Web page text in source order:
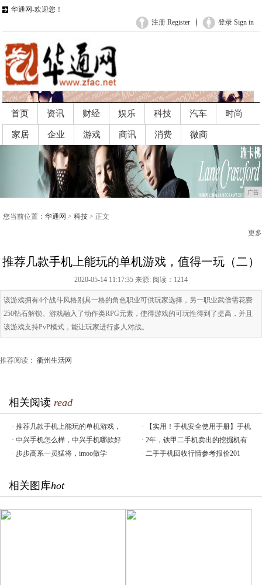
华通网-欢迎您！
登录 Sign in
注册 Register
首页 资讯 财经 娱乐 科技 汽车 时尚
家居 企业 游戏 商讯 消费 微商
广告
您当前位置： 华通网 > 科技 > 正文
更多
推荐几款手机上能玩的单机游戏，值得一玩（二）
2020-05-14 11:17:35 来源: 阅读：1214
该游戏拥有4个战斗风格别具一格的角色职业可供玩家选择，另一职业武僧需花费
250钻石解锁。游戏融入了动作类RPG元素，使得游戏的可玩性得到了提高，并且
该游戏支持PvP模式，能让玩家进行多人对战。
推荐阅读： 衢州生活网
相关阅读 read
· 推荐几款手机上能玩的单机游戏， ·
【实用！手机安全使用手册】手机
· 中兴手机怎么样，中兴手机哪款好 · 2年，铁甲二手机卖出的挖掘机有
· 步步高系一员猛将，imoo做学 · 二手手机回收行情参考报价201
相关图库hot